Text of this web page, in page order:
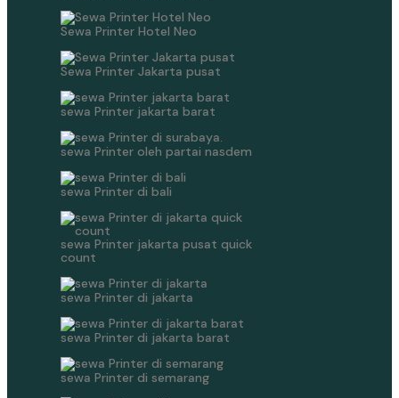
Sewa Printer Hotel Neo
Sewa Printer Jakarta pusat
sewa Printer jakarta barat
sewa Printer oleh partai nasdem
sewa Printer di bali
sewa Printer jakarta pusat quick
count
sewa Printer di jakarta
sewa Printer di jakarta barat
sewa Printer di semarang